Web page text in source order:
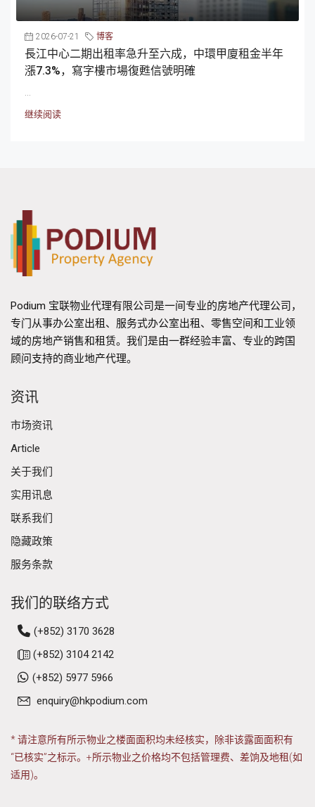
2026-07-21 博客
長江中心二期出租率急升至六成，中環甲廈租金半年
漲7.3%，寫字樓市場復甦信號明確
继续阅读
Podium 宝联物业代理有限公司是一间专业的房地产代理公司，
专门从事办公室出租、服务式办公室出租、零售空间和工业领
域的房地产销售和租赁。我们是由一群经验丰富、专业的跨国
顾问支持的商业地产代理。
资讯
市场资讯
Article
关于我们
实用讯息
联系我们
隐藏政策
服务条款
我们的联络方式
(+852) 3170 3628
(+852) 3104 2142
(+852) 5977 5966
enquiry@hkpodium.com
* 请注意所有所示物业之楼面面积均未经核实，除非该露面面积有
“已核实”之标示。+所示物业之价格均不包括管理费、差饷及地租(如
适用)。